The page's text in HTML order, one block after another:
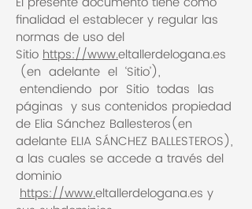
finalidad el establecer y regular las
normas de uso del
Sitio https://www.eltallerdelogana.es
(en adelante el ‘Sitio’),
entendiendo por Sitio todas las
páginas y sus contenidos propiedad
de Elia Sánchez Ballesteros(en
adelante ELIA SÁNCHEZ BALLESTEROS),
a las cuales se accede a través del
dominio
https://www.eltallerdelogana.es y